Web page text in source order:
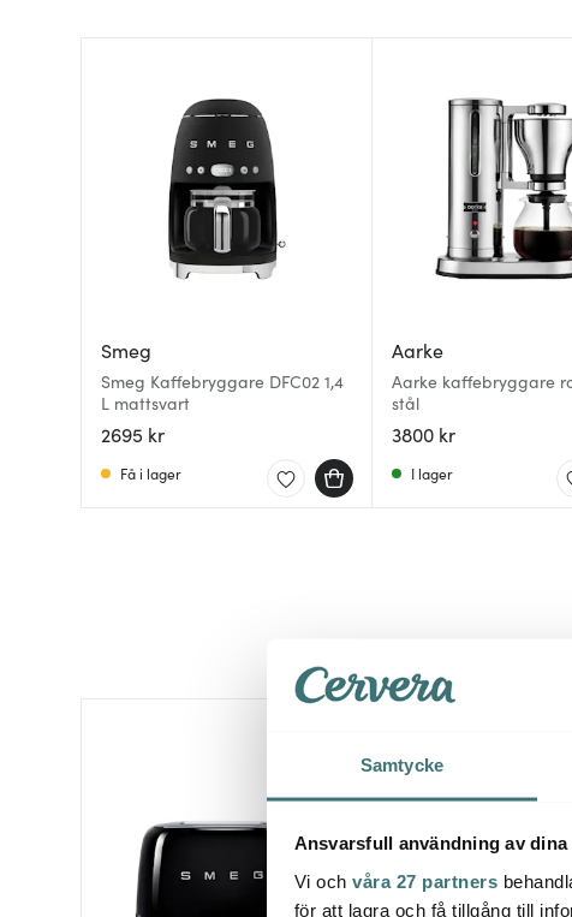
Samtycke
Ansvarsfull användning av
Vi och våra 27 partners
för att lagra och få tillgång till
Smeg
Smeg Kaffebryggare DFC02 1,4
L mattsvart
2695 kr
Få i lager
Aarke
Aarke kaffebryggare
stål
3800 kr
I lager